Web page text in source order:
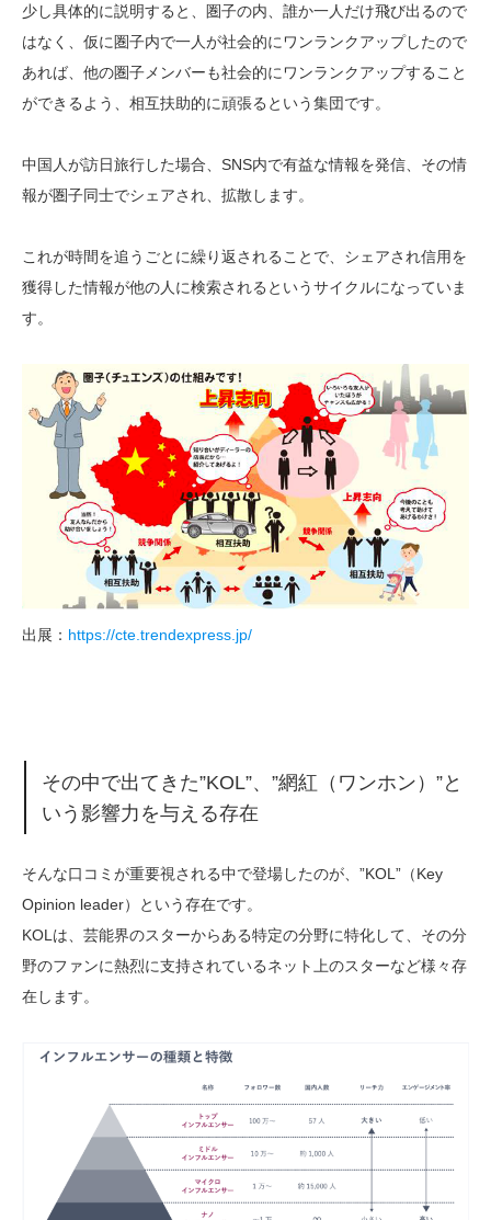
少し具体的に説明すると、圏子の内、誰か一人だけ飛び出るので
はなく、仮に圏子内で一人が社会的にワンランクアップしたので
あれば、他の圏子メンバーも社会的にワンランクアップすること
ができるよう、相互扶助的に頑張るという集団です。
中国人が訪日旅行した場合、SNS内で有益な情報を発信、その情
報が圏子同士でシェアされ、拡散します。
これが時間を追うごとに繰り返されることで、シェアされ信用を
獲得した情報が他の人に検索されるというサイクルになっていま
す。
出展： https://cte.trendexpress.jp/
その中で出てきた”KOL”、”網紅（ワンホン）”と
いう影響力を与える存在
そんな口コミが重要視される中で登場したのが、”KOL”（Key
Opinion leader）という存在です。
KOLは、芸能界のスターからある特定の分野に特化して、その分
野のファンに熱烈に支持されているネット上のスターなど様々存
在します。